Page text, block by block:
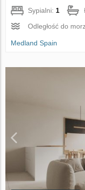
Sypialni: 1
Odległość do
Medland Spain